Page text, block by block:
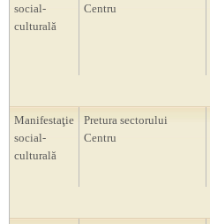
social-
culturală
Centru
Manifestaţie
social-
culturală
Pretura sectorului
Centru